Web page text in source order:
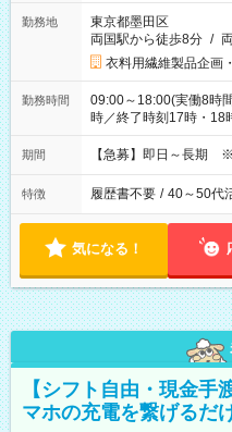
勤務地
東京都墨田区
両国駅から徒歩8分 /
衣料用繊維製品企画
勤務時間
09:00～18:00(実働8
時／終了時刻17時・18
期間 【急募】即日～長期
特徴 履歴書不要 / 40～50代
気になる！
【シフト自由・現金
マホの充電を繋げるだ